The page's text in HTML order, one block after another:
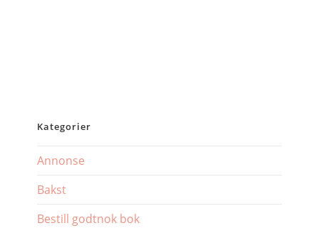
Kategorier
Annonse
Bakst
Bestill godtnok bok